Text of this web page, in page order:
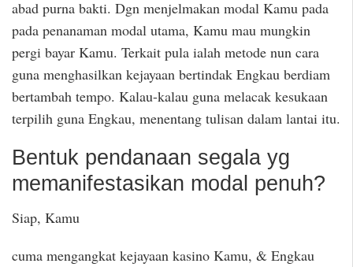
abad purna bakti. Dgn menjelmakan modal Kamu pada
pada penanaman modal utama, Kamu mau mungkin
pergi bayar Kamu. Terkait pula ialah metode nun cara
guna menghasilkan kejayaan bertindak Engkau berdiam
bertambah tempo. Kalau-kalau guna melacak kesukaan
terpilih guna Engkau, menentang tulisan dalam lantai itu.
Bentuk pendanaan segala yg
memanifestasikan modal penuh?
Siap, Kamu
cuma mengangkat kejayaan kasino Kamu, & Engkau